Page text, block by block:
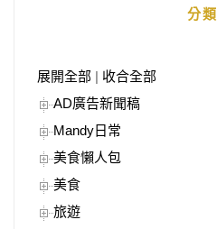
分類
展開全部
收合全部
AD廣告新聞稿
Mandy日常
美食懶人包
美食
旅遊